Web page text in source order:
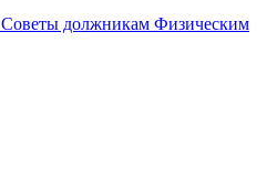
Советы должникам Физическим